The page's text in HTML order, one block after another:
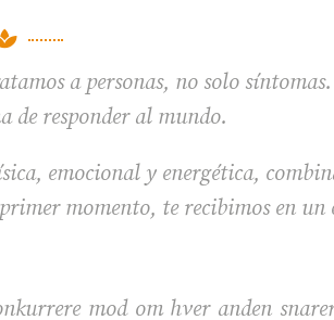
a personas, no solo
de responder al mundo.
emocional y energética,
momento, te recibimos en un
mod om hver anden